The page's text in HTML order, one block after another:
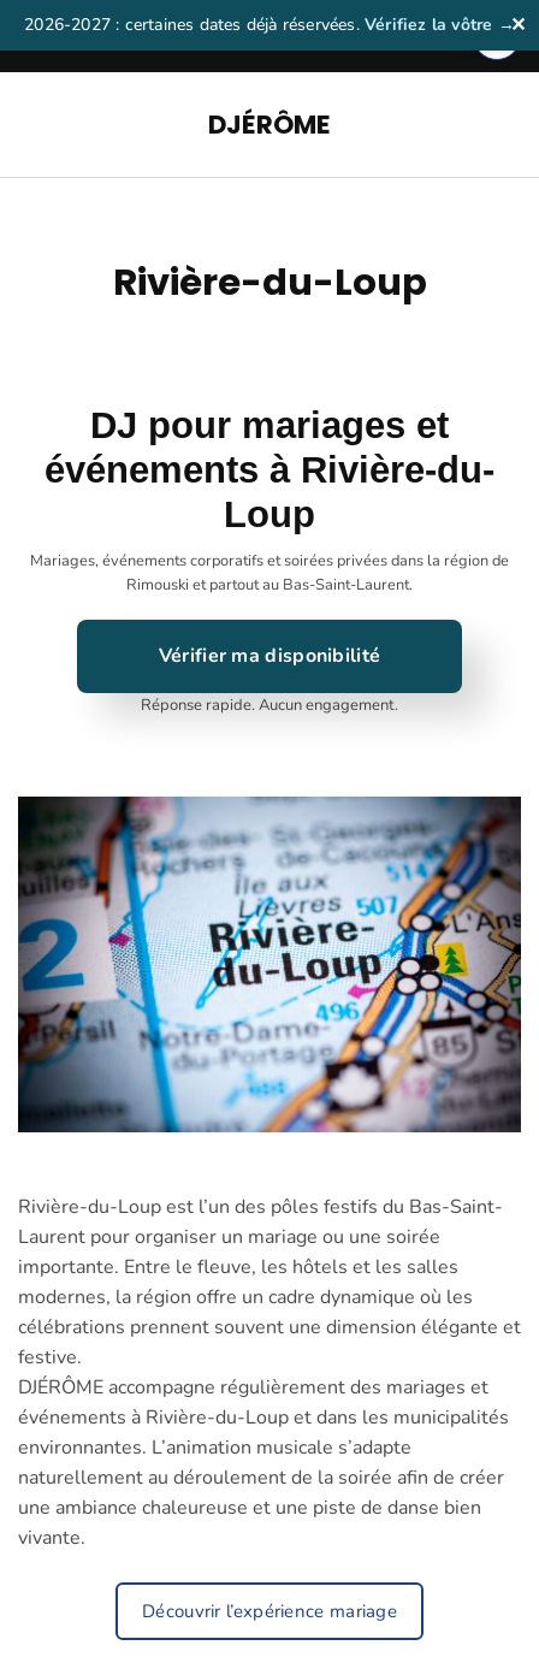
2026-2027 : certaines dates déjà réservées. Vérifiez la vôtre →✕
Aller
au
DJÉRÔME
Rivière-du-Loup
DJ pour mariages et
événements à Rivière-du-
Loup
Mariages, événements corporatifs et soirées privées dans la région de
Rimouski et partout au Bas-Saint-Laurent.
Vérifier ma disponibilité
Réponse rapide. Aucun engagement.
Rivière-du-Loup est l’un des pôles festifs du Bas-Saint-
Laurent pour organiser un mariage ou une soirée
importante. Entre le fleuve, les hôtels et les salles
modernes, la région offre un cadre dynamique où les
célébrations prennent souvent une dimension élégante et
festive.
DJÉRÔME accompagne régulièrement des mariages et
événements à Rivière-du-Loup et dans les municipalités
environnantes. L’animation musicale s’adapte
naturellement au déroulement de la soirée afin de créer
une ambiance chaleureuse et une piste de danse bien
vivante.
Découvrir l’expérience mariage